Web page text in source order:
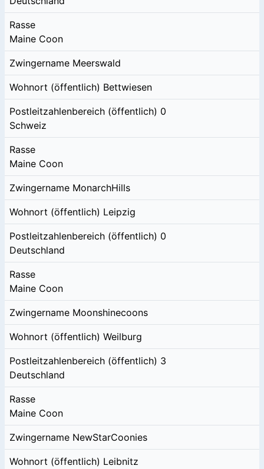
Rasse
Maine Coon
Zwingername Meerswald
Wohnort (öffentlich) Bettwiesen
Postleitzahlenbereich (öffentlich) 0
Schweiz
Rasse
Maine Coon
Zwingername MonarchHills
Wohnort (öffentlich) Leipzig
Postleitzahlenbereich (öffentlich) 0
Deutschland
Rasse
Maine Coon
Zwingername Moonshinecoons
Wohnort (öffentlich) Weilburg
Postleitzahlenbereich (öffentlich) 3
Deutschland
Rasse
Maine Coon
Zwingername NewStarCoonies
Wohnort (öffentlich) Leibnitz